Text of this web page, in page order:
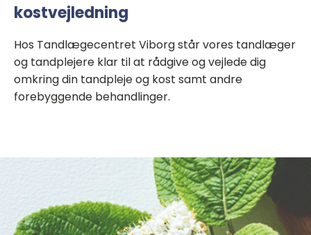
kostvejledning
Hos Tandlægecentret Viborg står vores tandlæger
og tandplejere klar til at rådgive og vejlede dig
omkring din tandpleje og kost samt andre
forebyggende behandlinger.